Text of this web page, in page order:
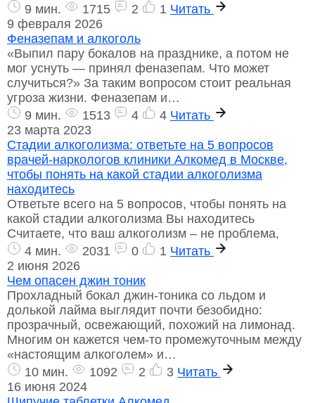
9 мин.
1715 2 1 Читать
9 февраля 2026
Феназепам и алкоголь
«Выпил пару бокалов на празднике, а потом не
мог уснуть — принял феназепам. Что может
случиться?» За таким вопросом стоит реальная
угроза жизни. Феназепам и…
9 мин.
1513 4 4 Читать
23 марта 2023
Стадии алкоголизма: ответьте на 5 вопросов
врачей-наркологов клиники Алкомед в Москве,
чтобы понять на какой стадии алкоголизма
находитесь
Ответьте всего на 5 вопросов, чтобы понять на
какой стадии алкоголизма Вы находитесь
Считаете, что ваш алкоголизм – не проблема,
4 мин.
2031 0 1 Читать
2 июня 2026
Чем опасен джин тоник
Прохладный бокал джин-тоника со льдом и
долькой лайма выглядит почти безобидно:
прозрачный, освежающий, похожий на лимонад.
Многим он кажется чем-то промежуточным между
«настоящим алкоголем» и…
10 мин.
1092 2 3 Читать
16 июня 2024